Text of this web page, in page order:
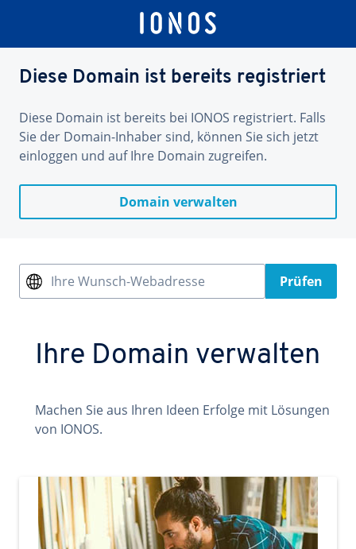
Diese Domain ist bereits registriert
Diese Domain ist bereits bei IONOS registriert. Falls
Sie der Domain-Inhaber sind, können Sie sich jetzt
einloggen und auf Ihre Domain zugreifen.
Domain verwalten
Ihre Wunsch-Webadresse Prüfen
Ihre Domain verwalten
Machen Sie aus Ihren Ideen Erfolge mit Lösungen
von IONOS.